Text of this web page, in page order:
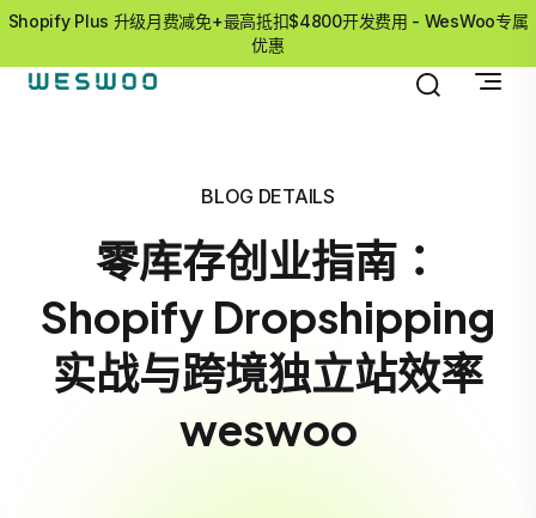
Shopify Plus 升级月费减免+最高抵扣$4800开发费用 - WesWoo专属
优惠
BLOG DETAILS
零库存创业指南：
Shopify Dropshipping
实战与跨境独立站效率
weswoo